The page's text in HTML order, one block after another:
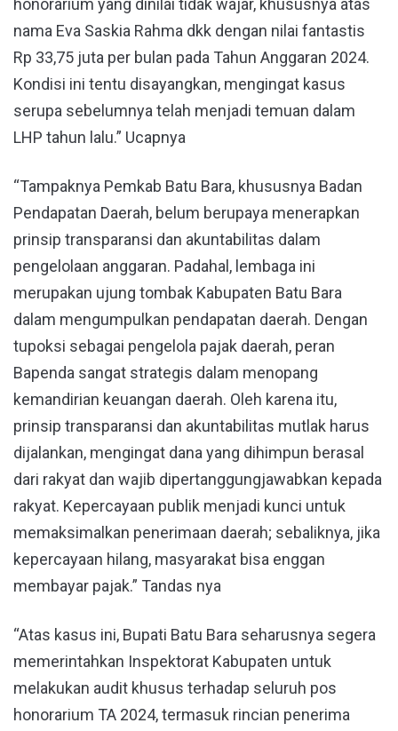
honorarium yang dinilai tidak wajar, khususnya atas
nama Eva Saskia Rahma dkk dengan nilai fantastis
Rp 33,75 juta per bulan pada Tahun Anggaran 2024.
Kondisi ini tentu disayangkan, mengingat kasus
serupa sebelumnya telah menjadi temuan dalam
LHP tahun lalu.” Ucapnya
“Tampaknya Pemkab Batu Bara, khususnya Badan
Pendapatan Daerah, belum berupaya menerapkan
prinsip transparansi dan akuntabilitas dalam
pengelolaan anggaran. Padahal, lembaga ini
merupakan ujung tombak Kabupaten Batu Bara
dalam mengumpulkan pendapatan daerah. Dengan
tupoksi sebagai pengelola pajak daerah, peran
Bapenda sangat strategis dalam menopang
kemandirian keuangan daerah. Oleh karena itu,
prinsip transparansi dan akuntabilitas mutlak harus
dijalankan, mengingat dana yang dihimpun berasal
dari rakyat dan wajib dipertanggungjawabkan kepada
rakyat. Kepercayaan publik menjadi kunci untuk
memaksimalkan penerimaan daerah; sebaliknya, jika
kepercayaan hilang, masyarakat bisa enggan
membayar pajak.” Tandas nya
“Atas kasus ini, Bupati Batu Bara seharusnya segera
memerintahkan Inspektorat Kabupaten untuk
melakukan audit khusus terhadap seluruh pos
honorarium TA 2024, termasuk rincian penerima